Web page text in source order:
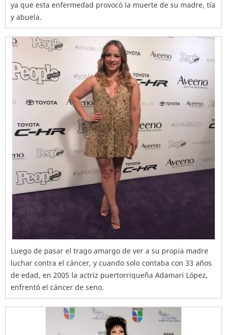
ya que esta enfermedad provocó la muerte de su madre, tía
y abuela.
Luego de pasar el trago amargo de ver a su propia madre
luchar contra el cáncer, y cuando solo contaba con 33 años
de edad, en 2005 la actriz puertorriqueña Adamari López,
enfrentó el cáncer de seno.